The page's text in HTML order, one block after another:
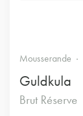
Mousserande
Guldkula
Brut Réserve